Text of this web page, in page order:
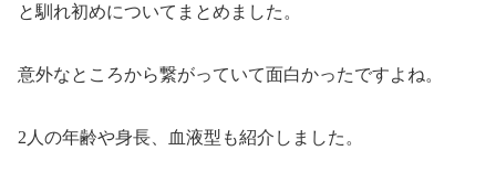
と馴れ初めについてまとめました。
意外なところから繋がっていて面白かったですよね。
2人の年齢や身長、血液型も紹介しました。